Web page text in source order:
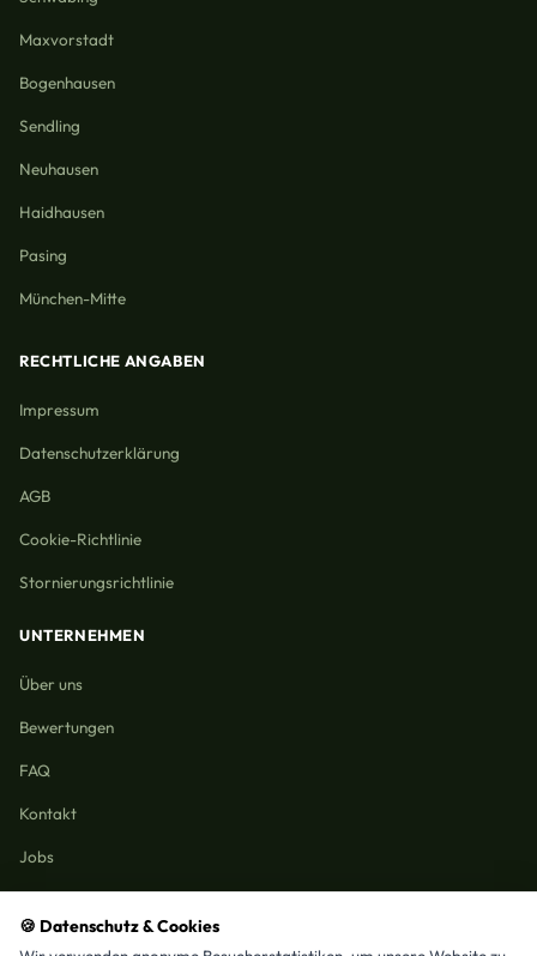
🍪 Datenschutz & Cookies
Maxvorstadt
Bogenhausen
Sendling
Neuhausen
Haidhausen
Pasing
München-Mitte
RECHTLICHE ANGABEN
Impressum
Datenschutzerklärung
AGB
Cookie-Richtlinie
Stornierungsrichtlinie
UNTERNEHMEN
Über uns
Bewertungen
FAQ
Kontakt
Jobs